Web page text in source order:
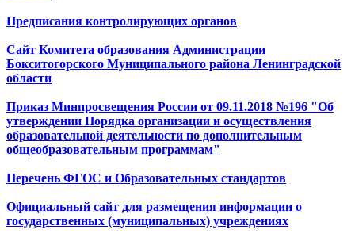
Предписания контролирующих органов
Сайт Комитета образования Администрации
Бокситогорского Муниципального района Ленинградской
области
Приказ Минпросвещения России от 09.11.2018 №196 "Об
утверждении Порядка организации и осуществления
образовательной деятельности по дополнительным
общеобразовательным программам"
Перечень ФГОС и Образовательных стандартов
Официальный сайт для размещения информации о
государственных (муниципальных) учреждениях